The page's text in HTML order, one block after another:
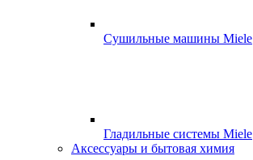
Сушильные машины Miele
Гладильные системы Miele
Аксессуары и бытовая химия